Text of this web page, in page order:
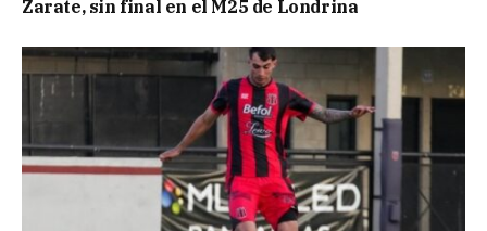
Zarate, sin final en el M25 de Londrina